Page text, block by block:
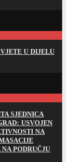
U DIJELU
SJEDNICA
USVOJEN
NA
PODRUČJU